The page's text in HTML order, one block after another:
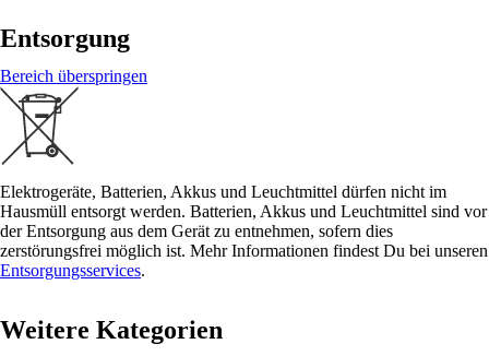
Entsorgung
Bereich überspringen
Elektrogeräte, Batterien, Akkus und Leuchtmittel dürfen nicht im
Hausmüll entsorgt werden. Batterien, Akkus und Leuchtmittel sind vor
der Entsorgung aus dem Gerät zu entnehmen, sofern dies
zerstörungsfrei möglich ist. Mehr Informationen findest Du bei unseren
Entsorgungsservices.
Weitere Kategorien